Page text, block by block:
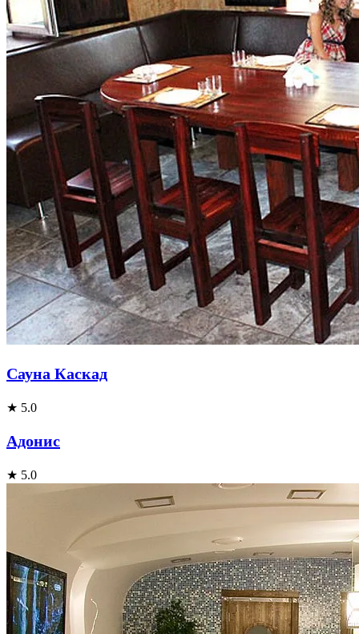
Сауна Каскад
★ 5.0
Адонис
★ 5.0